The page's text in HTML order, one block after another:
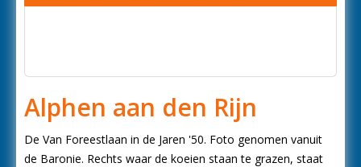
Alphen aan den Rijn
De Van Foreestlaan in de Jaren '50. Foto genomen vanuit
de Baronie. Rechts waar de koeien staan te grazen, staat